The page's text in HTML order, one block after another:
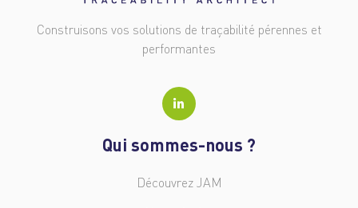
Construisons vos solutions de traçabilité pérennes et
performantes
Qui sommes-nous ?
Découvrez JAM